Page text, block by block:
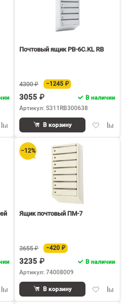
Добавить
сравнению
Почтовый ящик PB-6C.KL RB
4300 ₽ −1245 ₽
3055 ₽
В наличии
Артикул: S311RB300638
Добавить
В корзину
Добавить
−12%
Ящик почтовый ПМ-7
3655 ₽ −420 ₽
3235 ₽
В наличии
Артикул: 74008009
Добавить
В корзину